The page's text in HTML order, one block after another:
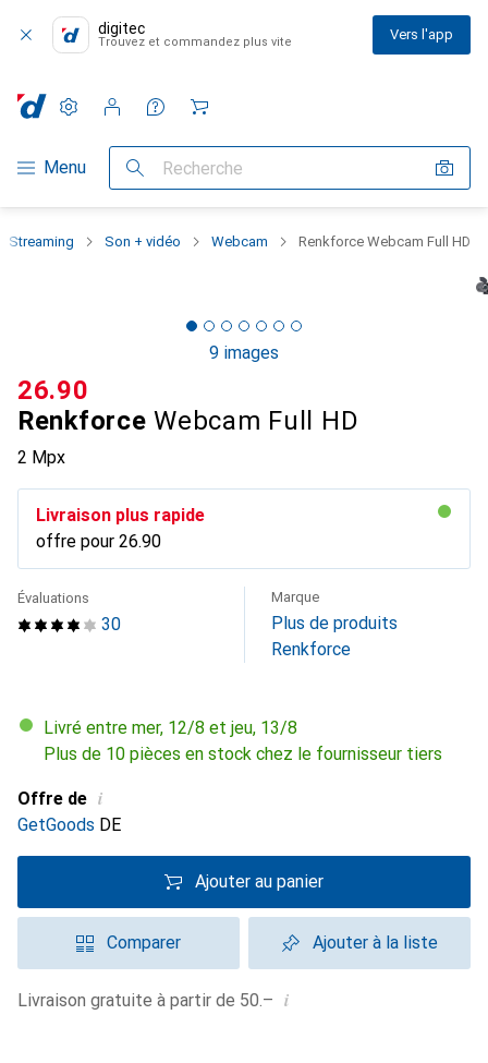
digitec
Trouvez et commandez plus vite Vers l'app
Navigation par catégorie
Menu Recherche
Paramètres
Compte client
Listes de comparaison
Listes d'envies
Panier
Streaming Son + vidéo Webcam Renkforce Webcam Full HD
9 images
Renkforce Webcam Full HD
2 Mpx
CHF
26.90
Livraison plus rapide
offre pour CHF
26.90
30
Évaluations Marque
Plus de produits
Renkforce
Livré entre mer, 12/8 et jeu, 13/8
Plus de 10 pièces en stock chez le fournisseur tiers
Offre de i
GetGoods DE
Ajouter au panier
Comparer Ajouter à la liste
Livraison gratuite à partir de 50.– i